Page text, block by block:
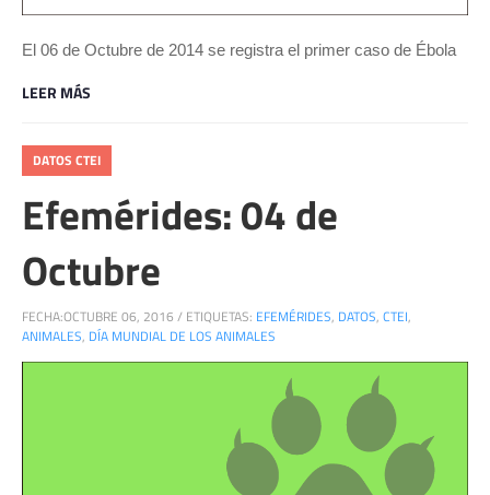
El 06 de Octubre de 2014 se registra el primer caso de Ébola
LEER MÁS
DATOS CTEI
Efemérides: 04 de
Octubre
FECHA:OCTUBRE 06, 2016 / ETIQUETAS: EFEMÉRIDES, DATOS, CTEI,
ANIMALES, DÍA MUNDIAL DE LOS ANIMALES